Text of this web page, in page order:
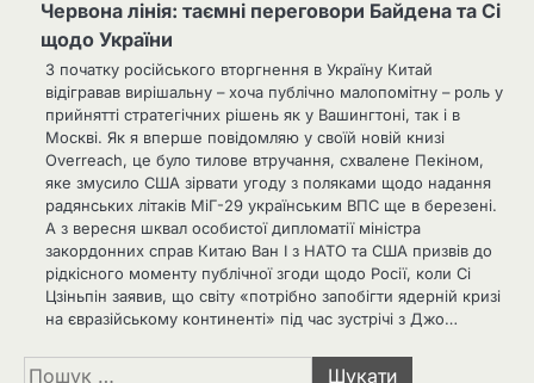
Червона лінія: таємні переговори Байдена та Сі
щодо України
З початку російського вторгнення в Україну Китай
відігравав вирішальну – хоча публічно малопомітну – роль у
прийнятті стратегічних рішень як у Вашингтоні, так і в
Москві. Як я вперше повідомляю у своїй новій книзі
Overreach, це було тилове втручання, схвалене Пекіном,
яке змусило США зірвати угоду з поляками щодо надання
радянських літаків МіГ-29 українським ВПС ще в березені.
А з вересня шквал особистої дипломатії міністра
закордонних справ Китаю Ван І з НАТО та США призвів до
рідкісного моменту публічної згоди щодо Росії, коли Сі
Цзіньпін заявив, що світу «потрібно запобігти ядерній кризі
на євразійському континенті» під час зустрічі з Джо…
Пошук: